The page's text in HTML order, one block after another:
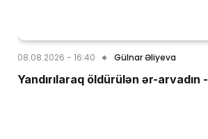
08.08.2026 - 16:40 Gülnar Əliyeva
Yandırılaraq öldürülən ər-arvadın -